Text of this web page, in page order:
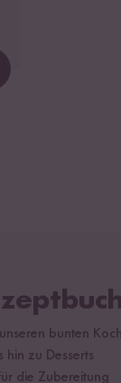
bunten
zu Desserts
die Zubereitung